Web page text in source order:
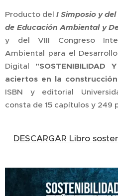
Producto del I Simposio y
de Educación Ambiental y
y del VIII Congreso
Ambiental para el
Digital "SOSTENIBILIDAD
aciertos en la
ISBN y editorial
consta de 15 capítulos y 249
DESCARGAR Libro